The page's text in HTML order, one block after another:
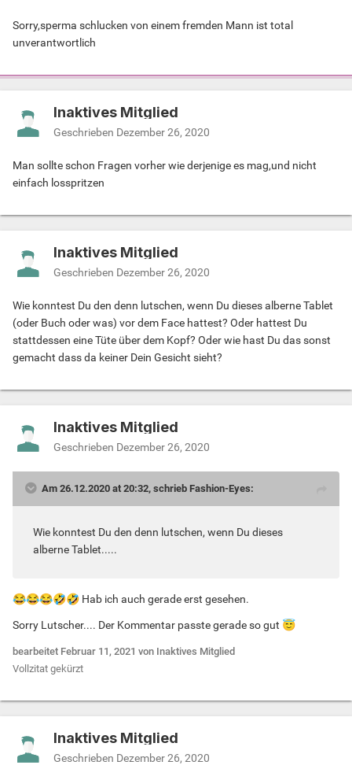
Sorry,sperma schlucken von einem fremden Mann ist total
unverantwortlich
Inaktives Mitglied
Geschrieben Dezember 26, 2020
Man sollte schon Fragen vorher wie derjenige es mag,und nicht
einfach losspritzen
Inaktives Mitglied
Geschrieben Dezember 26, 2020
Wie konntest Du den denn lutschen, wenn Du dieses alberne Tablet
(oder Buch oder was) vor dem Face hattest? Oder hattest Du
stattdessen eine Tüte über dem Kopf? Oder wie hast Du das sonst
gemacht dass da keiner Dein Gesicht sieht?
Inaktives Mitglied
Geschrieben Dezember 26, 2020
Am 26.12.2020 at 20:32, schrieb Fashion-Eyes:
Wie konntest Du den denn lutschen, wenn Du dieses
alberne Tablet.....
😂😂😂🤣🤣 Hab ich auch gerade erst gesehen.
Sorry Lutscher.... Der Kommentar passte gerade so gut 😇
bearbeitet Februar 11, 2021 von Inaktives Mitglied
Vollzitat gekürzt
Inaktives Mitglied
Geschrieben Dezember 26, 2020